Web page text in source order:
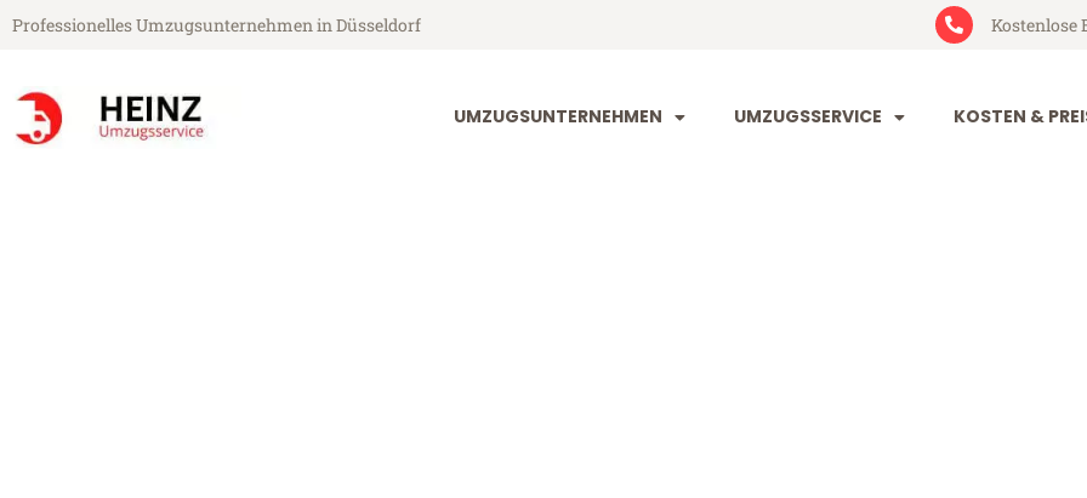
Professionelles Umzugsunternehmen in Düsseldorf Kostenlose
UMZUGSUNTERNEHMEN UMZUGSSERVICE KOSTEN &